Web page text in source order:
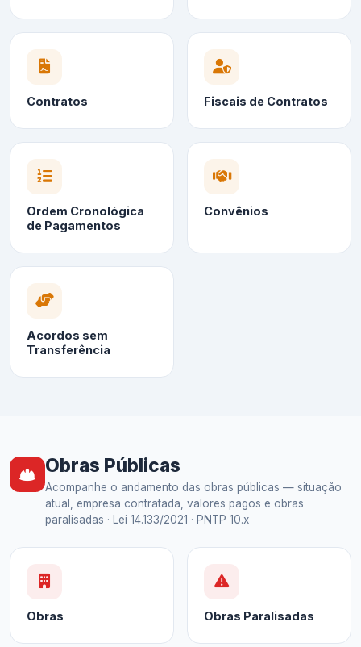
Contratos Fiscais de Contratos
Ordem Cronológica
de Pagamentos
Convênios
Acordos sem
Transferência
Obras Públicas
Acompanhe o andamento das obras públicas — situação
atual, empresa contratada, valores pagos e obras
paralisadas · Lei 14.133/2021 · PNTP 10.x
Obras Obras Paralisadas